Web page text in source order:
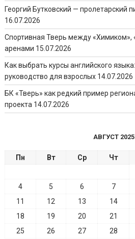
Георгий Бутковский — пролетарский
16.07.2026
Спортивная Тверь между
аренами 15.07.2026
Как выбрать курсы английского
руководство для взрослых 14.07.2026
БК «Тверь» как редкий пример
проекта 14.07.2026
АВГУСТ 2025
Пн Вт Ср Чт
4
5 6 7
11
12 13 14
18
19 20 21
25
26 27 28